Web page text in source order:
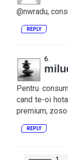
@nwradu,
REPLY
Pentru
cand te-oi
premium,
REPLY